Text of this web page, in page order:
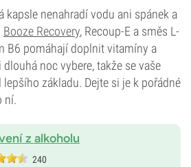
kapsle nenahradí vodu ani spánek a
Booze Recovery, Recoup-E a směs L-
B6 pomáhají doplnit vitamíny a
noc vybere, takže se vaše
základu. Dejte si je k pořádné
ní.
z alkoholu
240